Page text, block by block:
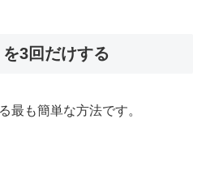
3回だけする
最も簡単な方法です。